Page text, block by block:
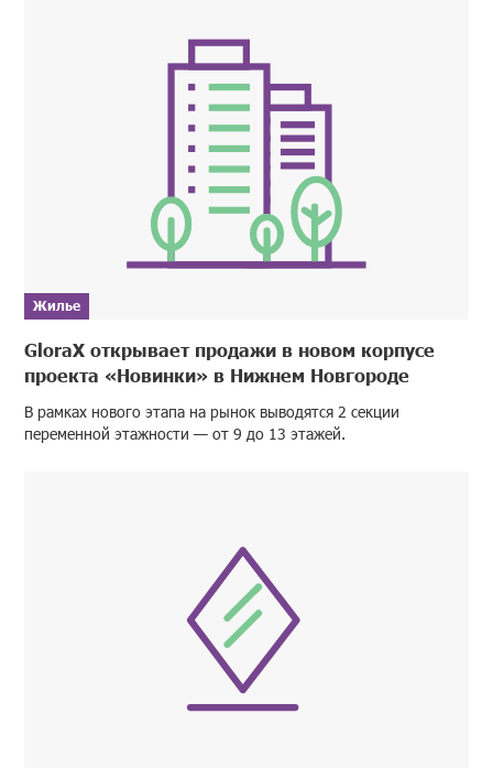
Жилье
GloraX открывает продажи в новом корпусе
проекта «Новинки» в Нижнем Новгороде
В рамках нового этапа на рынок выводятся 2 секции
переменной этажности — от 9 до 13 этажей.